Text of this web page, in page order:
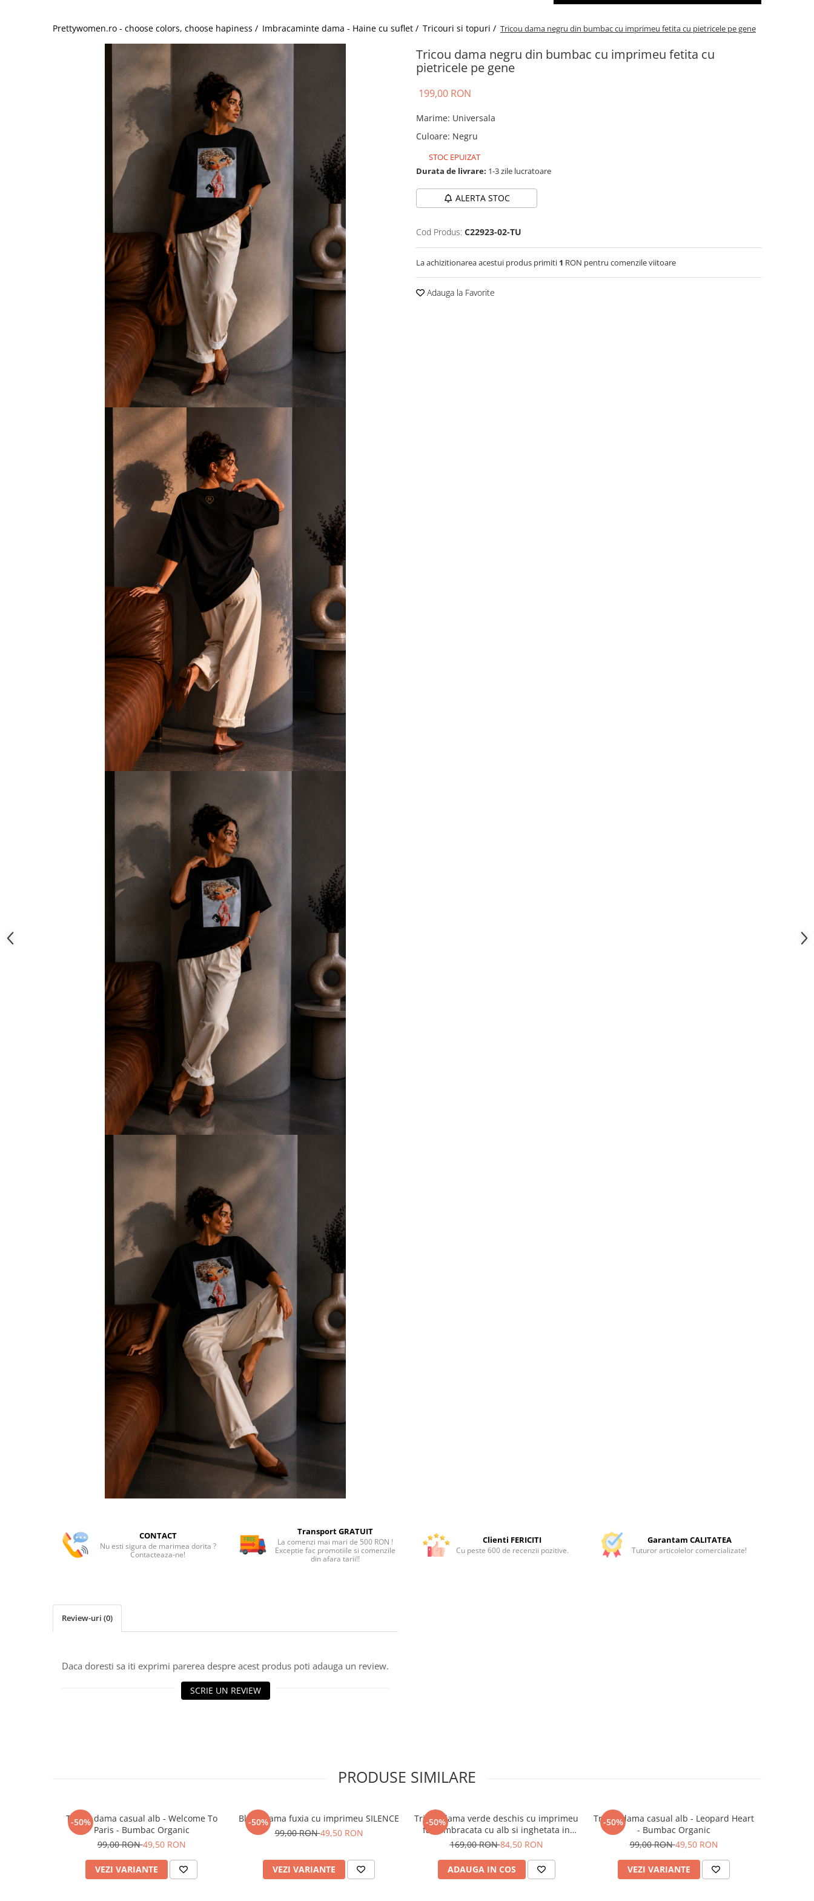
Prettywomen.ro - choose colors, choose hapiness / Imbracaminte dama - Haine cu suflet / Tricouri si topuri / Tricou dama negru din bumbac cu imprimeu fetita cu pietricele pe gene
Tricou dama negru din bumbac cu imprimeu fetita cu
pietricele pe gene
199,00 RON
Marime: Universala
Culoare: Negru
STOC EPUIZAT
Durata de livrare: 1-3 zile lucratoare
ALERTA STOC
Cod Produs: C22923-02-TU
La achizitionarea acestui produs primiti 1 RON pentru comenzile viitoare
Adauga la Favorite
CONTACT
Nu esti sigura de marimea dorita ?
Contacteaza-ne!
Transport GRATUIT
La comenzi mai mari de 500 RON !
Exceptie fac promotiile si comenzile
din afara tarii!!
Clienti FERICITI
Cu peste 600 de recenzii pozitive.
Garantam CALITATEA
Tuturor articolelor comercializate!
Review-uri (0)
Daca doresti sa iti exprimi parerea despre acest produs poti adauga un review.
SCRIE UN REVIEW
PRODUSE SIMILARE
-50%
Tricou dama casual alb - Welcome To
Paris - Bumbac Organic
99,00 RON49,50 RON
VEZI VARIANTE
-50%
Bluza dama fuxia cu imprimeu SILENCE
99,00 RON49,50 RON
VEZI VARIANTE
-50%
Tricou dama verde deschis cu imprimeu
fata imbracata cu alb si inghetata in
mana
169,00 RON84,50 RON
ADAUGA IN COS
-50%
Tricou dama casual alb - Leopard Heart
- Bumbac Organic
99,00 RON49,50 RON
VEZI VARIANTE